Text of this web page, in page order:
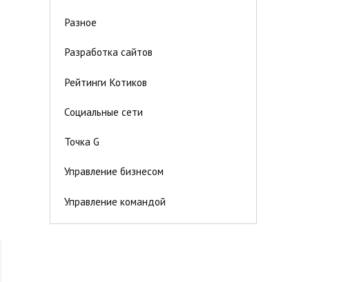
Разное
Разработка сайтов
Рейтинги Котиков
Социальные сети
Точка G
Управление бизнесом
Управление командой